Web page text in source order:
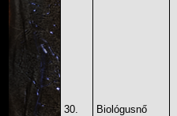
30. Biológusnő